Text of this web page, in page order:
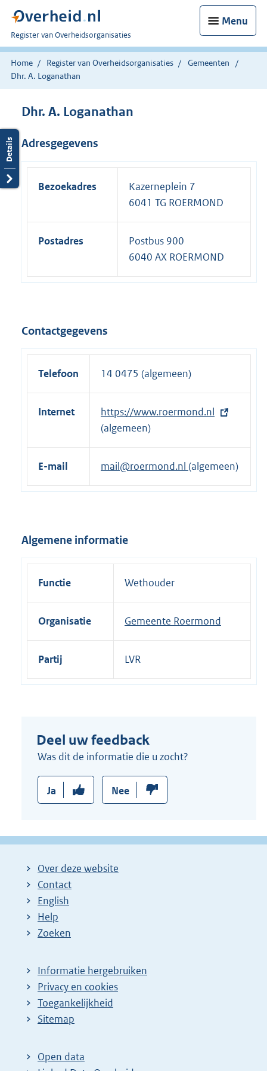
Menu
U
bent
nu
hier:
Register van Overheidsorganisaties
Home Register van Overheidsorganisaties
Gemeenten
Dhr. A. Loganathan
Dhr. A. Loganathan
Adresgegevens
Bezoekadres
Kazerneplein 7
6041 TG ROERMOND
Postadres
Postbus 900
6040 AX ROERMOND
Contactgegevens
Telefoon 14 0475 (algemeen)
Internet
E
x
t
n
i
n
https://www.roermond.nl
(algemeen)
E-mail mail@roermond.nl (algemeen)
Algemene informatie
Functie Wethouder
Organisatie Gemeente Roermond
Partij LVR
Deel uw feedback
Was dit de informatie die u zocht?
Ja Nee
Over deze website
Contact
English
Help
Zoeken
Informatie hergebruiken
Privacy en cookies
Toegankelijkheid
Sitemap
Open data